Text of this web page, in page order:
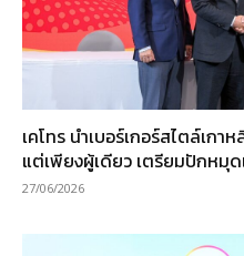
เคโทร นำเบอร์เกอร์สไตล์เกา
แต่เพียงผู้เดียว เตรียมปักหมุด
27/06/2026